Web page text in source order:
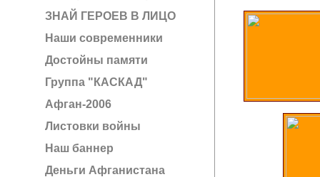
ЗНАЙ ГЕРОЕВ В ЛИЦО
Наши современники
Достойны памяти
Группа "КАСКАД"
Афган-2006
Листовки войны
Наш баннер
Деньги Афганистана